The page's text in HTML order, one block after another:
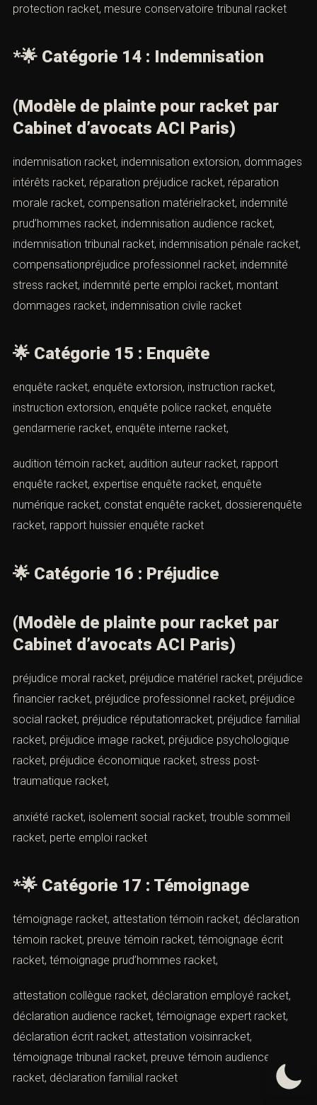
racket, jurisprudence racket, arrêt cassation racket,
protection judiciaire racket, mesure protection victime
racket, ordonnance protection racket, interdiction
contact racket, éloignement auteur racket,
contrôlejudiciaire auteur racket, protection civile racket,
protection pénale racket, protection sociale racket,
protection urgence racket, demande protection
tribunalracket, protection assistance avocat racket,
stratégie protection racket, recours protection racket,
mesure conservatoire tribunal racket
Cabinet d’avocats ACI Paris)
indemnisation racket, indemnisation extorsion,
réparation morale racket, compensation matérielracket,
indemnité prud’hommes racket, indemnisation audience
racket, indemnisation tribunal racket, indemnisation
pénale racket, compensationpréjudice professionnel
racket, montant dommages racket, indemnisation civile
🌟Catégorie 15 : Enquête
enquête racket, enquête extorsion, instruction racket,
instruction extorsion, enquête police racket, enquête
gendarmerie racket, enquête interne racket,
audition témoin racket, audition auteur racket, rapport
enquête racket, expertise enquête racket, enquête
dossierenquête racket, rapport huissier enquête racket
(Modèle de plainte pour racket par
Cabinet d’avocats ACI Paris)
préjudice moral racket, préjudice matériel racket,
préjudice financier racket, préjudice professionnel
racket, préjudice social racket, préjudice
réputationracket, préjudice familial racket, préjudice
image racket, préjudice psychologique racket, préjudice
économique racket, stress post-traumatique racket,